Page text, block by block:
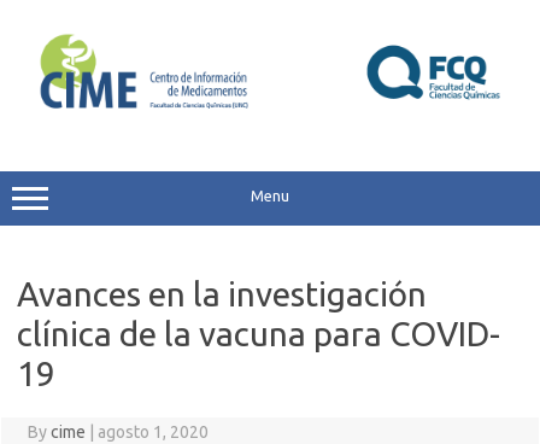
content
Menu
Avances en la investigación
clínica de la vacuna para COVID-
19
Bycime agosto 1, 2020